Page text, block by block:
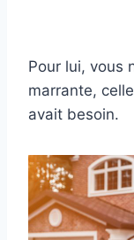
Pour lui, vous
marrante,
avait besoin.